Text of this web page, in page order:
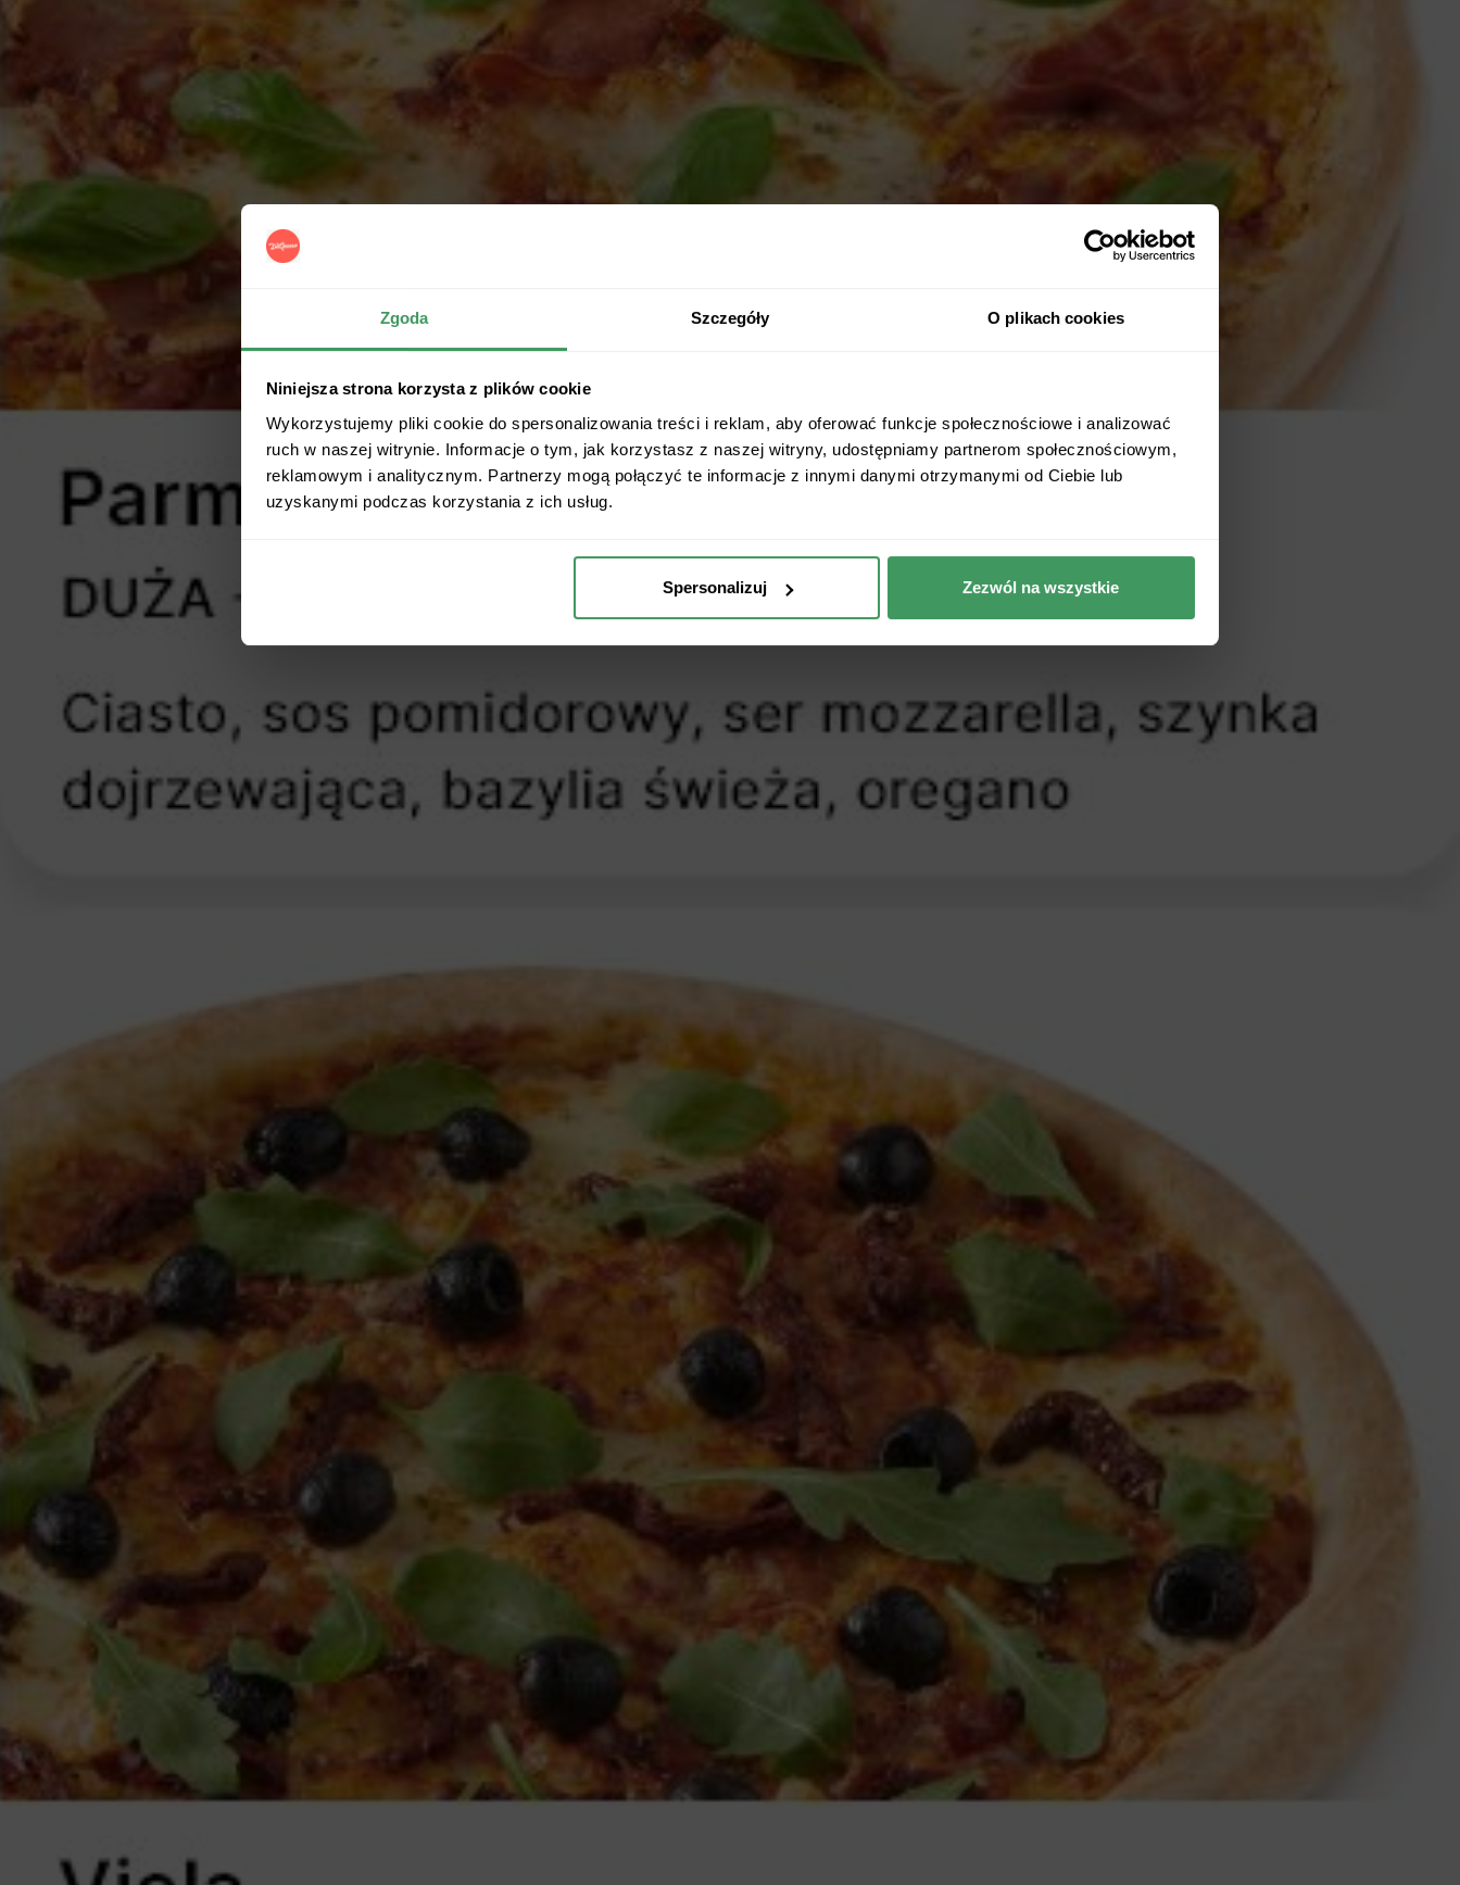
Zgoda Szczegóły O plikach cookies
Niniejsza strona korzysta z plików cookie
Wykorzystujemy pliki cookie do spersonalizowania treści i reklam, aby oferować funkcje społecznościowe i analizować
ruch w naszej witrynie. Informacje o tym, jak korzystasz z naszej witryny, udostępniamy partnerom społecznościowym,
reklamowym i analitycznym. Partnerzy mogą połączyć te informacje z innymi danymi otrzymanymi od Ciebie lub
uzyskanymi podczas korzystania z ich usług.
Spersonalizuj Zezwól na wszystkie